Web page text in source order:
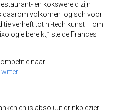
en kokswereld zijn
daarom volkomen logisch voor
verheft tot hi-tech kunst – om
bereikt,” stelde Frances
naar
.
en is absoluut drinkplezier.